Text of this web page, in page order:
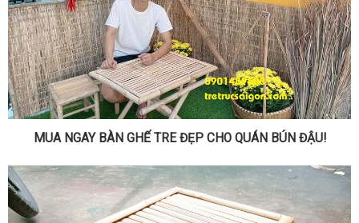
MUA NGAY BÀN GHẾ TRE ĐẸP CHO QUÁN BÚN ĐẬU!